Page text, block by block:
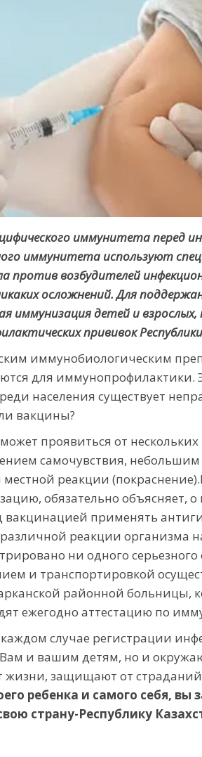
иммунитета перед
иммунитета использу­ют
возбудителей
осложнений. Для
иммунизация детей и
прививок
иммунобиологическим
для иммунопрофилактики.
населения существует
вакцины?
проявиться от
самочувствия,
реакции
обязательно
вакцинацией применять
реакции организма
ни одно­го
и транспортировкой
районной больницы,
ежегодно аттестацию по
случае регистрации
Вам и вашим детям, но и
жизни, защищают от
ребенка и самого себя,
страну-Республику